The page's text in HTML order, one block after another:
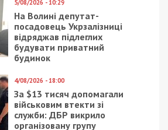
що у підсумковій відомості
арматуру, екструзійний
морозостійку бітумно-масляну
тротуарну плитку можна було
цінами. Наприклад,
на 39%, а тротуарну
43%.
отримала підряд без
відкриті торги більше ніхто не